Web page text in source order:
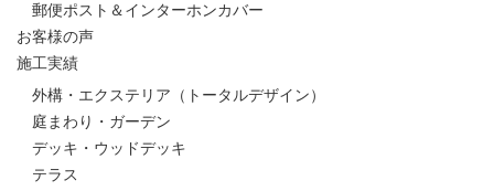
郵便ポスト＆インターホンカバー
お客様の声
施工実績
外構・エクステリア（トータルデザイン）
庭まわり・ガーデン
デッキ・ウッドデッキ
テラス